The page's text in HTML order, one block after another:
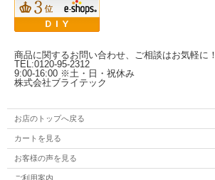
商品に関するお問い合わせ、ご相談はお気軽に！
TEL:0120-95-2312
9:00-16:00 ※土・日・祝休み
株式会社ブライテック
お店のトップへ戻る
カートを見る
お客様の声を見る
ご利用案内